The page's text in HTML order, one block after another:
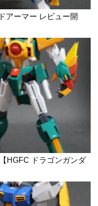
アーマー レビュー開
HGFC ドラゴンガンダ